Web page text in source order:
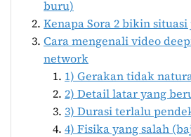
buru)
Kenapa Sora 2 bikin
Cara mengenali video
network
1) Gerakan tidak
2) Detail latar yang
3) Durasi terlalu
4) Fisika yang salah